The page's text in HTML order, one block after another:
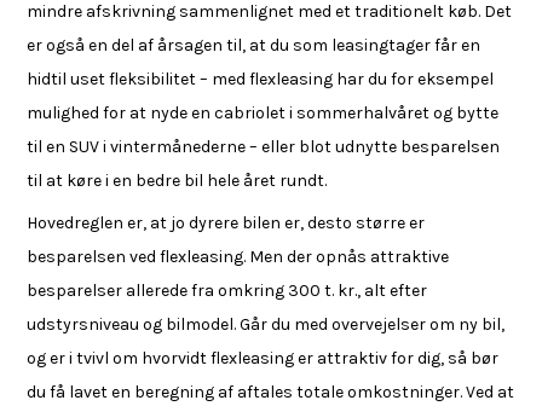
mindre afskrivning sammenlignet med et traditionelt køb. Det
er også en del af årsagen til, at du som leasingtager får en
hidtil uset fleksibilitet – med flexleasing har du for eksempel
mulighed for at nyde en cabriolet i sommerhalvåret og bytte
til en SUV i vintermånederne – eller blot udnytte besparelsen
til at køre i en bedre bil hele året rundt.
Hovedreglen er, at jo dyrere bilen er, desto større er
besparelsen ved flexleasing. Men der opnås attraktive
besparelser allerede fra omkring 300 t. kr., alt efter
udstyrsniveau og bilmodel. Går du med overvejelser om ny bil,
og er i tvivl om hvorvidt flexleasing er attraktiv for dig, så bør
du få lavet en beregning af aftales totale omkostninger. Ved at